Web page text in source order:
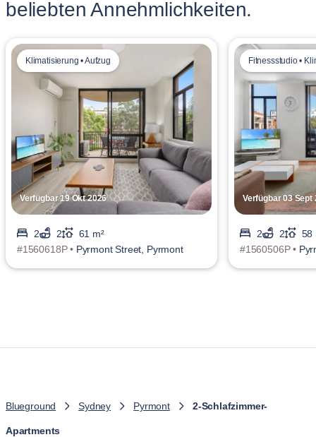
beliebten Annehmlichkeiten.
Verfügbar 19 Okt 2026
Klimatisierung • Aufzug
2 2
61 m²
#1560618P • Pyrmont Street, Pyrmont
Verfügbar 03 Sept
Fitnessstudio •
2 2
58
#1560506P •
Blueground Sydney Pyrmont 2-Schlafzimmer-
Apartments